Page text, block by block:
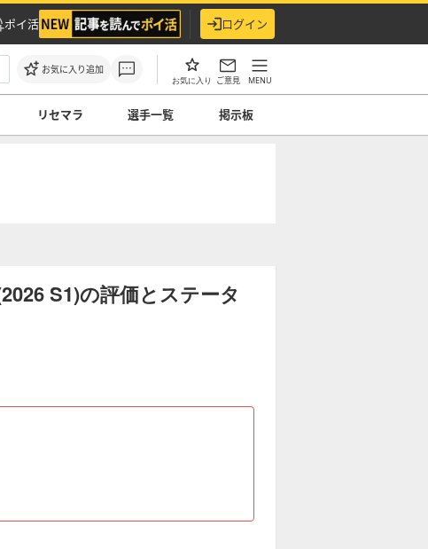
ポイ活 ログイン
お気に入り追加
お気に入り ご意見 MENU
リセマラ 選手一覧 掲示板
S1)の評価とステータ